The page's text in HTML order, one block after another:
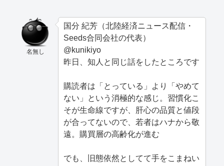
名無し
国分 紀芳（北陸経済ニュース配信・
Seeds合同会社の代表）
@kunikiyo
昨日、知人と同じ話をしたところです
購読者は「とっている」より「やめて
ない」という消極的な感じ。習慣化こ
そが生命線ですが、肝心の品質と値段
が合ってないので、若者はハナから敬
遠。購買層の高齢化が進む
でも、旧態依然としてて手をこまねい